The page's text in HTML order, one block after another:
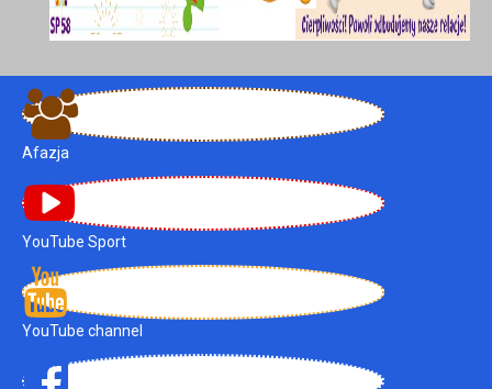
Afazja
YouTube Sport
YouTube channel